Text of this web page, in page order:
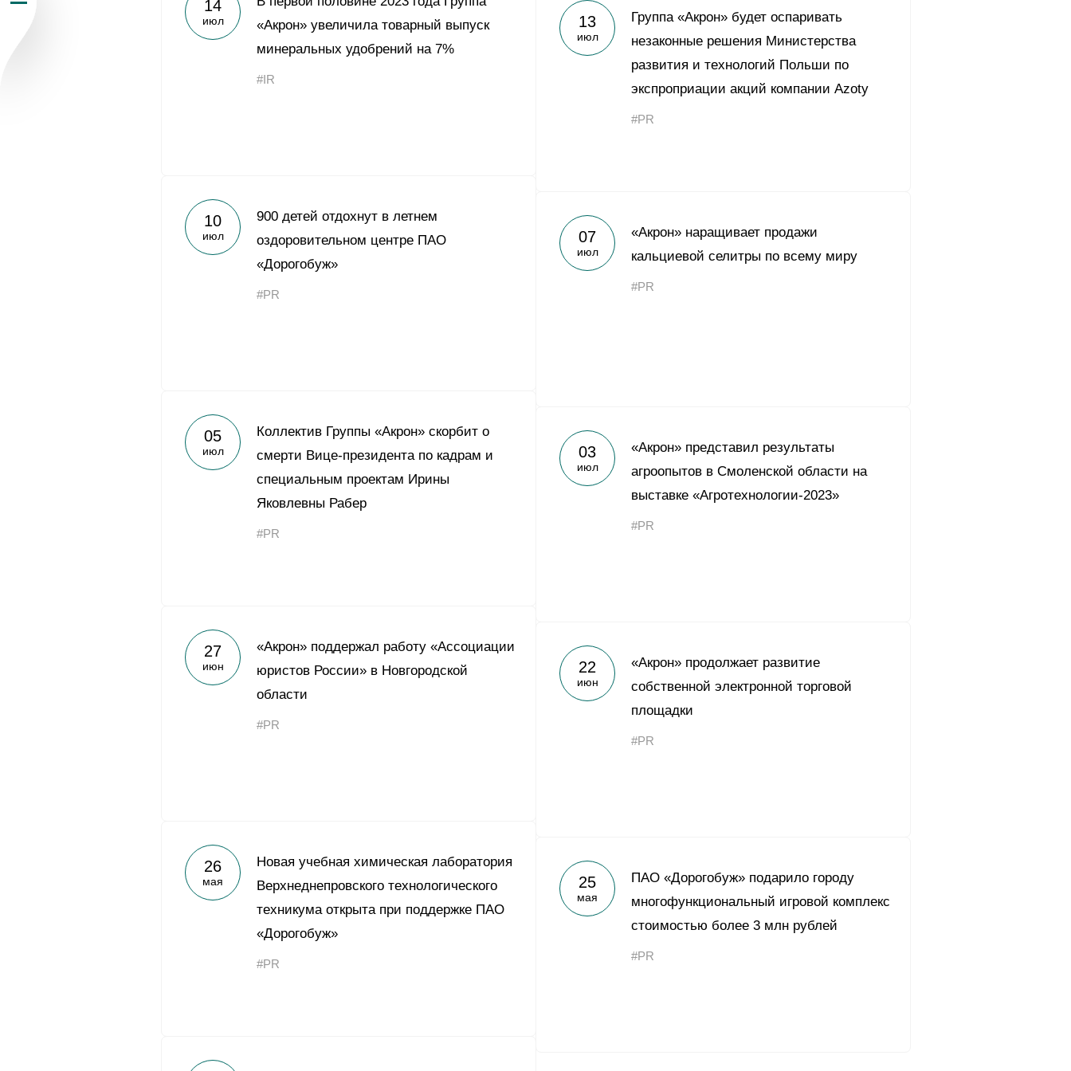
Yong Sheng Feng
Acron Argentina S.R.L
Acron Brasil Ltda.
Пресс-центр
Карьера
14
июл
«Акрон» увеличила товарный выпуск
минеральных удобрений на 7%
#IR
13
июл
Группа «Акрон» будет оспаривать
незаконные решения Министерства
развития и технологий Польши по
экспроприации акций компании Azoty
#PR
10
июл
900 детей отдохнут в летнем
оздоровительном центре ПАО
«Дорогобуж»
#PR
07
июл
«Акрон» наращивает продажи
кальциевой селитры по всему миру
#PR
05
июл
Коллектив Группы «Акрон» скорбит о
смерти Вице-президента по кадрам и
специальным проектам Ирины
Яковлевны Рабер
#PR
03
июл
«Акрон» представил результаты
агроопытов в Смоленской области на
выставке «Агротехнологии-2023»
#PR
27
июн
«Акрон» поддержал работу «Ассоциации
юристов России» в Новгородской
области
#PR
22
июн
«Акрон» продолжает развитие
собственной электронной торговой
площадки
#PR
26
мая
Новая учебная химическая лаборатория
Верхнеднепровского технологического
техникума открыта при поддержке ПАО
«Дорогобуж»
#PR
25
мая
ПАО «Дорогобуж» подарило городу
многофункциональный игровой комплекс
стоимостью более 3 млн рублей
#PR